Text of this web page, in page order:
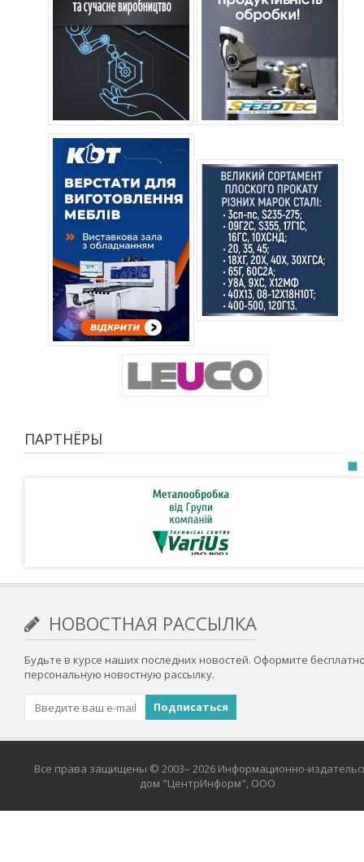
ПАРТНЁРЫ
НОВОСТНАЯ РАССЫЛКА
Будьте в курсе наших последних новостей. Оформите
персональную новостную рассылку.
Все права защищены © 2003– 2026 Информационно-
дом "ЦентрИнформ", ООО